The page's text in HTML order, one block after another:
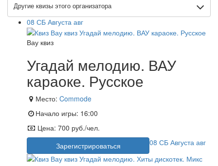
Другие квизы этого организатора
08 СБ Августа авг
Вау квиз
Угадай мелодию. ВАУ
караоке. Русское
Место: Commode
Начало игры: 16:00
Цена: 700 руб./чел.
Зарегистрироваться
08 СБ Августа авг